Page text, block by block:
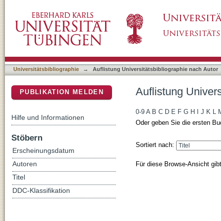
Universitätsbibliographie → Auflistung Universitätsbibliographie nach Autor
Auflistung
0-9 A B C D E F G H J K L
Oder geben Sie die ersten
Sortiert nach:
Für diese Browse-Ansicht
PUBLIKATION MELDEN
Hilfe und Informationen
Stöbern
Erscheinungsdatum
Autoren
Titel
DDC-Klassifikation